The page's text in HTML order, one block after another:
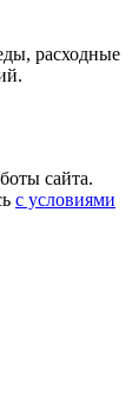
расходные
сайта.
с условиями